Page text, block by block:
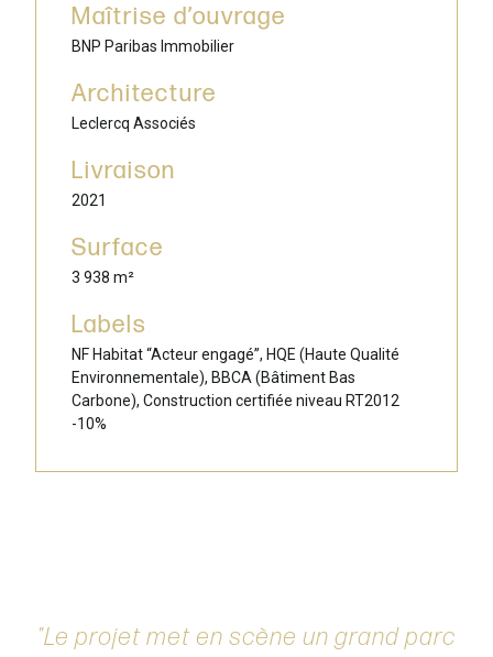
Maîtrise d’ouvrage
BNP Paribas Immobilier
Architecture
Leclercq Associés
Livraison
2021
Surface
3 938 m²
Labels
NF Habitat “Acteur engagé”, HQE (Haute Qualité
Environnementale), BBCA (Bâtiment Bas
Carbone), Construction certifiée niveau RT2012
-10%
Le projet met en scène un grand parc